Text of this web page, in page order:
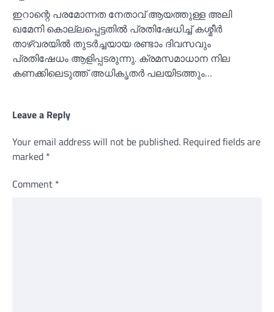
ഇറാന്റെ പരമോന്നത നേതാവ് ആയത്തുള്ള അലി
ഖമേനി കൊല്ലപ്പെട്ടതില്‍ പ്രതിഷേധിച്ച്‌ കശ്മീര്‍
താഴ്വരയില്‍ തുടര്‍ച്ചയായ രണ്ടാം ദിവസവും
പ്രതിഷേധം ആളിപ്പടരുന്നു. ക്രമസമാധാന നില
കണക്കിലെടുത്ത് അധികൃതര്‍ പലയിടത്തും…
Leave a Reply
Your email address will not be published. Required fields are
marked *
Comment *